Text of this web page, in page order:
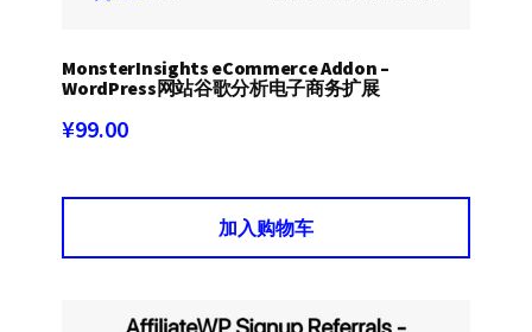
MonsterInsights eCommerce Addon –
WordPress网站谷歌分析电子商务扩展
¥99.00
加入购物车